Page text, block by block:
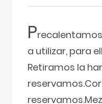
Precalentamos
a utilizar, para
Retiramos la